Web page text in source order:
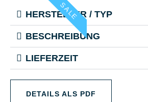
SALE
HERSTELLER / TYP
BESCHREIBUNG
LIEFERZEIT
DETAILS ALS PDF